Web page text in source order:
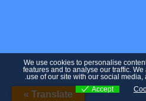
Translate »
We use cookies to personalise
features and to analyse our traffic.
use of our site with our social
Accept